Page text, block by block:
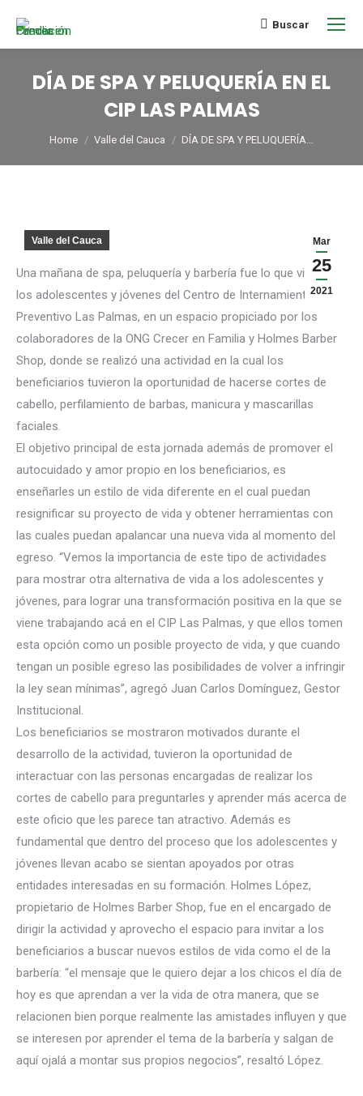
Buscar
DÍA DE SPA Y PELUQUERÍA EN EL
CIP LAS PALMAS
You are here:
Home Valle del Cauca DÍA DE SPA Y PELUQUERÍA…
Mar
25
2021
Valle del Cauca
Una mañana de spa, peluquería y barbería fue lo que vivieron
los adolescentes y jóvenes del Centro de Internamiento
Preventivo Las Palmas, en un espacio propiciado por los
colaboradores de la ONG Crecer en Familia y Holmes Barber
Shop, donde se realizó una actividad en la cual los
beneficiarios tuvieron la oportunidad de hacerse cortes de
cabello, perfilamiento de barbas, manicura y mascarillas
faciales.
El objetivo principal de esta jornada además de promover el
autocuidado y amor propio en los beneficiarios, es
enseñarles un estilo de vida diferente en el cual puedan
resignificar su proyecto de vida y obtener herramientas con
las cuales puedan apalancar una nueva vida al momento del
egreso. “Vemos la importancia de este tipo de actividades
para mostrar otra alternativa de vida a los adolescentes y
jóvenes, para lograr una transformación positiva en la que se
viene trabajando acá en el CIP Las Palmas, y que ellos tomen
esta opción como un posible proyecto de vida, y que cuando
tengan un posible egreso las posibilidades de volver a infringir
la ley sean mínimas”, agregó Juan Carlos Domínguez, Gestor
Institucional.
Los beneficiarios se mostraron motivados durante el
desarrollo de la actividad, tuvieron la oportunidad de
interactuar con las personas encargadas de realizar los
cortes de cabello para preguntarles y aprender más acerca de
este oficio que les parece tan atractivo. Además es
fundamental que dentro del proceso que los adolescentes y
jóvenes llevan acabo se sientan apoyados por otras
entidades interesadas en su formación. Holmes López,
propietario de Holmes Barber Shop, fue en el encargado de
dirigir la actividad y aprovecho el espacio para invitar a los
beneficiarios a buscar nuevos estilos de vida como el de la
barbería: “el mensaje que le quiero dejar a los chicos el día de
hoy es que aprendan a ver la vida de otra manera, que se
relacionen bien porque realmente las amistades influyen y que
se interesen por aprender el tema de la barbería y salgan de
aquí ojalá a montar sus propios negocios”, resaltó López.